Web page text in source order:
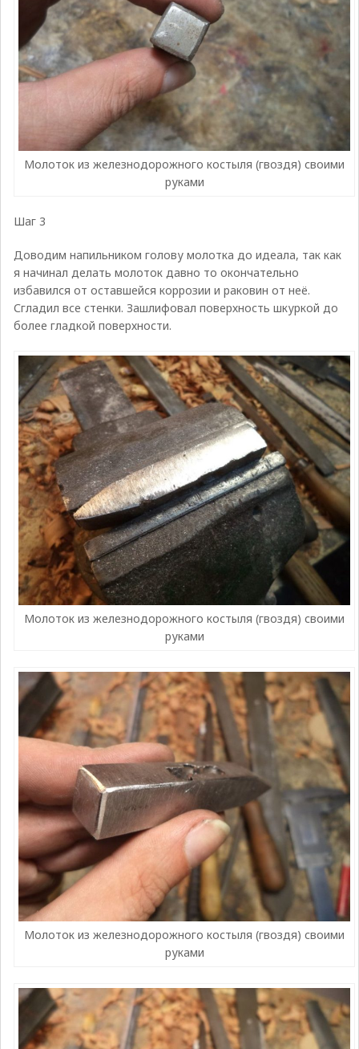
Молоток из железнодорожного костыля (гвоздя) своими
руками
Шаг 3
Доводим напильником голову молотка до идеала, так как
я начинал делать молоток давно то окончательно
избавился от оставшейся коррозии и раковин от неё.
Сгладил все стенки. Зашлифовал поверхность шкуркой до
более гладкой поверхности.
Молоток из железнодорожного костыля (гвоздя) своими
руками
Молоток из железнодорожного костыля (гвоздя) своими
руками